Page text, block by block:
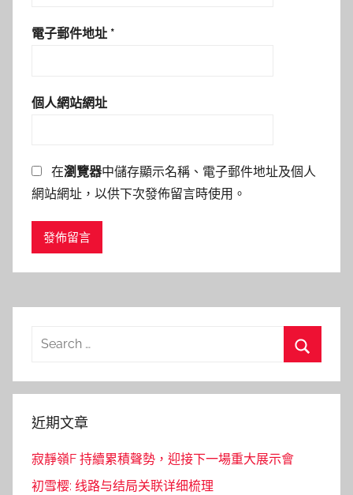
電子郵件地址 *
個人網站網址
在瀏覽器中儲存顯示名稱、電子郵件地址及個人
網站網址，以供下次發佈留言時使用。
Search
近期文章
寂靜嶺F 持續累積聲勢，迎接下一場重大展示會
初雪樱: 线路与结局关联详细梳理